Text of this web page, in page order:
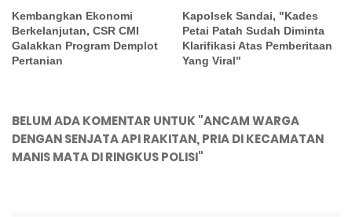
Kembangkan Ekonomi
Berkelanjutan, CSR CMI
Galakkan Program Demplot
Pertanian
Kapolsek Sandai, "Kades
Petai Patah Sudah Diminta
Klarifikasi Atas Pemberitaan
Yang Viral"
BELUM ADA KOMENTAR UNTUK "ANCAM WARGA
DENGAN SENJATA API RAKITAN, PRIA DI KECAMATAN
MANIS MATA DI RINGKUS POLISI"